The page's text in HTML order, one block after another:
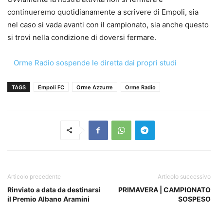
continueremo quotidianamente a scrivere di Empoli, sia
nel caso si vada avanti con il campionato, sia anche questo
si trovi nella condizione di doversi fermare.
Orme Radio sospende le diretta dai propri studi
TAGS Empoli FC Orme Azzurre Orme Radio
Articolo precedente
Rinviato a data da destinarsi
il Premio Albano Aramini
Articolo successivo
PRIMAVERA | CAMPIONATO
SOSPESO